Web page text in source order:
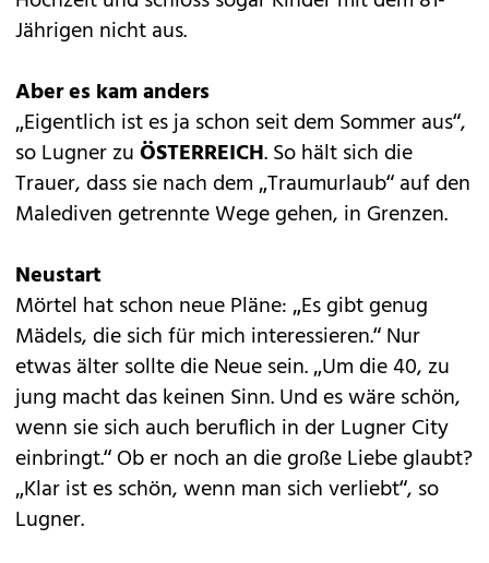
Jährigen nicht aus.
Aber es kam anders
„Eigentlich ist es ja schon seit dem Sommer aus“,
so Lugner zuÖSTERREICH. So hält sich die
Trauer, dass sie nach dem „Traumurlaub“ auf den
Malediven getrennte Wege gehen, in Grenzen.
Neustart
Mörtel hat schon neue Pläne: „Es gibt genug
Mädels, die sich für mich interessieren.“ Nur
etwas älter sollte die Neue sein. „Um die 40, zu
jung macht das keinen Sinn. Und es wäre schön,
wenn sie sich auch beruflich in der Lugner City
einbringt.“ Ob er noch an die große Liebe glaubt?
„Klar ist es schön, wenn man sich verliebt“, so
Lugner.